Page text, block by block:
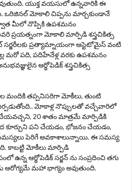
యుక్త వ‌య‌సులో ఉన్న‌వారికి ఈ
ఒరిజినల్ మోకాలి చిప్పను మార్చకుండానే
మీలో నొప్పికి ఉపశమనం
ప్రయత్నంగా మోకాలి మార్పిడి శస్త్రచికిత్స
ప్రత్యామ్నాయంగా ఆస్టెటోమైస్ వంటి
మరో పది, పదిహేనేళ్ల వరకు ఉపశమనం
ఆర్థోపెడిక్ శస్త్రచికిత్స
మందికి తప్పనిసరిగా మోకీలు, తుంటి
మోకాళ్ల నొప్పులతో వచ్చేవారిలో
20 శాతం మాత్రమే మార్పిడికి
కూర్చుని పని చేయడం, భోజనం చేయడం,
సమస్యలు పెరిగే అవకాశాలున్నాయి. ఈ సమస్య
కాబట్టి మోకీలు మార్పిడి
ఉన్న ఆర్థోపెడిక్ సర్జన్ ను సంప్రదించి తగు
ఆరోగ్యమే మహా భాగ్యం అవుతుంది.